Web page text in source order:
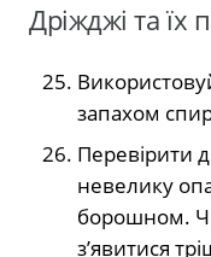
Дріжджі та їх
запахом
Перевірити
невелику
борошном.
з’явитися